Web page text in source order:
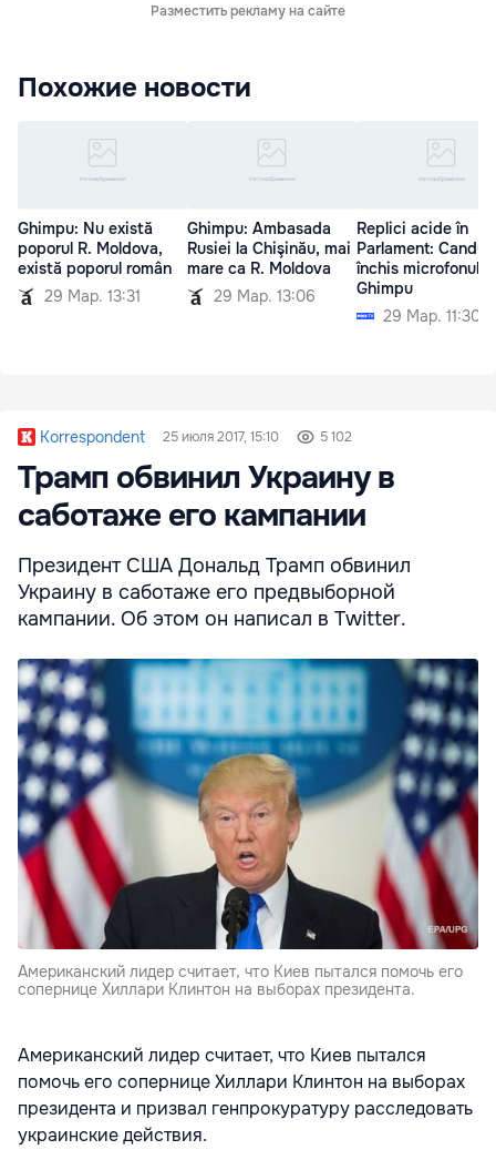
Разместить рекламу на сайте
Похожие новости
Ghimpu: Nu există
poporul R. Moldova,
există poporul român
29 Мар. 13:31
Ghimpu: Ambasada
Rusiei la Chişinău, mai
mare ca R. Moldova
29 Мар. 13:06
Replici acide în
Parlament: Candu
închis microfonul
Ghimpu
29 Мар. 11:30
Korrespondent 25 июля 2017, 15:10 5 102
Трамп обвинил Украину в
саботаже его кампании
Президент США Дональд Трамп обвинил
Украину в саботаже его предвыборной
кампании. Об этом он написал в Twitter.
Американский лидер считает, что Киев пытался помочь его
сопернице Хиллари Клинтон на выборах президента.
Американский лидер считает, что Киев пытался
помочь его сопернице Хиллари Клинтон на выборах
президента и призвал генпрокуратуру расследовать
украинские действия.